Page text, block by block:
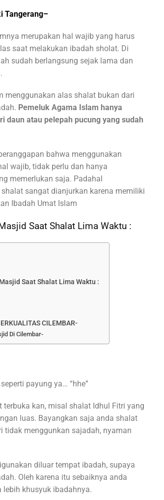
Tangerang–
merupakan hal wajib yang harus
saat melakukan ibadah sholat. Di
sudah berlangsung sejak lama dan
menggunakan alas shalat bukan dari
Pemeluk Agama Islam hanya
daun atau pelepah pucung yang sudah
bahwa menggunakan
wajib, tidak perlu dan hanya
memerlukan saja. Padahal
sangat dianjurkan karena memiliki
Ibadah Umat Islam
Saat Shalat Lima Waktu :
Saat Shalat Lima Waktu :
CILEMBAR-
Di Cilembar-
payung ya… “hhe”
kan, misal shalat Idhul Fitri yang
luas. Bayangkan saja anda shalat
menggunkan sajadah, nyaman
diluar tempat ibadah, supaya
Oleh karena itu sebaiknya anda
khusyuk ibadahnya.